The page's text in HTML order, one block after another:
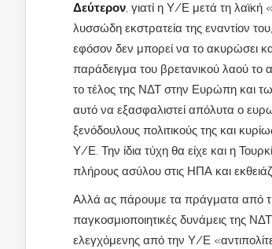
Δεύτερον, γιατί η Υ/Ε μετά τη
λυσσώδη εκστρατεία της εναντίον
εφόσον δεν μπορεί να το ακυρώσει
παράδειγμα του βρετανικού λαού το
το τέλος της ΝΔΤ στην Ευρώπη και
αυτό να εξασφαλιστεί απόλυτα ο
ξενόδουλους πολιτικούς της και
Υ/Ε. Την ίδια τύχη θα είχε και η
πλήρους ασύλου στις ΗΠΑ και
Αλλά ας πάρουμε τα πράγματα από
παγκοσμιοποιητικές δυνάμεις της
ελεγχόμενης από την Υ/Ε